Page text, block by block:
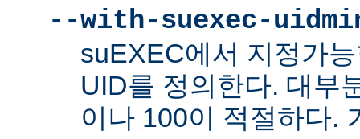
--with-suexec-
suEXEC에서 지정가
UID를 정의한다. 대부
이나 100이 적절하다.